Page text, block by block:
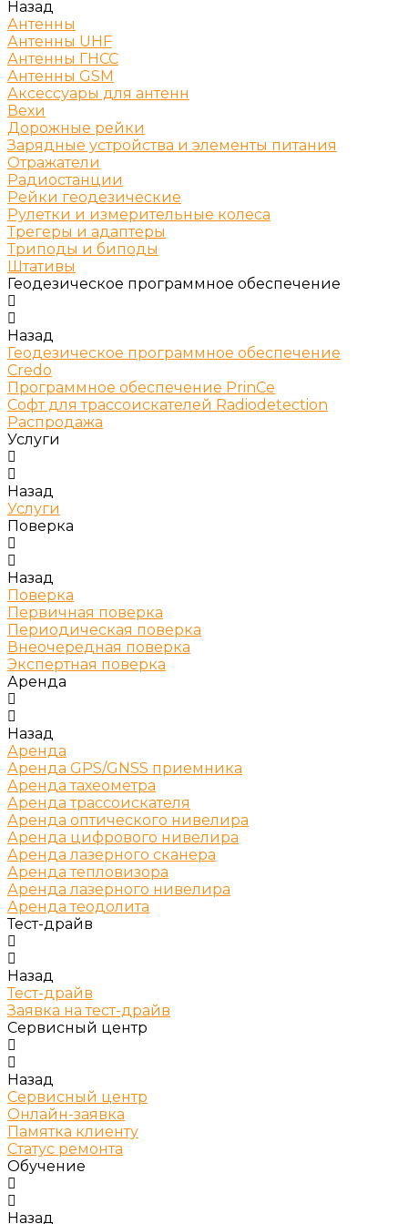
Назад
Антенны
Антенны UHF
Антенны ГНСС
Антенны GSM
Аксессуары для антенн
Вехи
Дорожные рейки
Зарядные устройства и элементы питания
Отражатели
Радиостанции
Рейки геодезические
Рулетки и измерительные колеса
Трегеры и адаптеры
Триподы и биподы
Штативы
Геодезическое программное обеспечение
Назад
Геодезическое программное обеспечение
Credo
Программное обеспечение PrinCe
Софт для трассоискателей Radiodetection
Распродажа
Услуги
Назад
Услуги
Поверка
Назад
Поверка
Первичная поверка
Периодическая поверка
Внеочередная поверка
Экспертная поверка
Аренда
Назад
Аренда
Аренда GPS/GNSS приемника
Аренда тахеометра
Аренда трассоискателя
Аренда оптического нивелира
Аренда цифрового нивелира
Аренда лазерного сканера
Аренда тепловизора
Аренда лазерного нивелира
Аренда теодолита
Тест-драйв
Назад
Тест-драйв
Заявка на тест-драйв
Сервисный центр
Назад
Сервисный центр
Онлайн-заявка
Памятка клиенту
Статус ремонта
Обучение
Назад